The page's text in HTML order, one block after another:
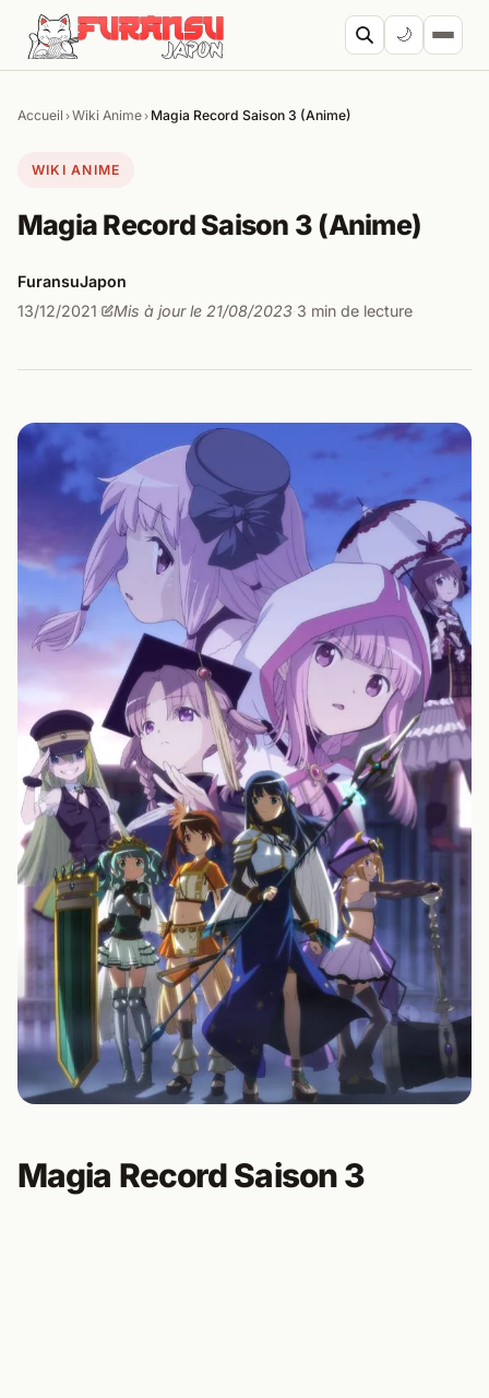
Aller au contenu
🌙
Accueil ›Wiki Anime› Magia Record Saison 3 (Anime)
WIKI ANIME
Magia Record Saison 3 (Anime)
FuransuJapon
13/12/2021· Mis à jour le 21/08/2023· 3 min de lecture
Magia Record Saison 3